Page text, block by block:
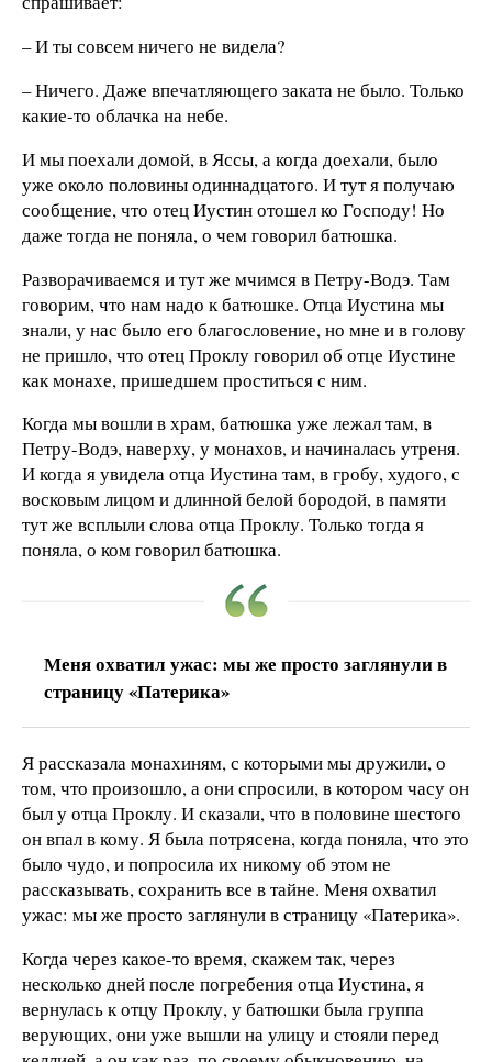
– И ты совсем ничего не видела?
– Ничего. Даже впечатляющего заката не было. Только
какие-то облачка на небе.
И мы поехали домой, в Яссы, а когда доехали, было
уже около половины одиннадцатого. И тут я получаю
сообщение, что отец Иустин отошел ко Господу! Но
даже тогда не поняла, о чем говорил батюшка.
Разворачиваемся и тут же мчимся в Петру-Водэ. Там
говорим, что нам надо к батюшке. Отца Иустина мы
знали, у нас было его благословение, но мне и в голову
не пришло, что отец Проклу говорил об отце Иустине
как монахе, пришедшем проститься с ним.
Когда мы вошли в храм, батюшка уже лежал там, в
Петру-Водэ, наверху, у монахов, и начиналась утреня.
И когда я увидела отца Иустина там, в гробу, худого, с
восковым лицом и длинной белой бородой, в памяти
тут же всплыли слова отца Проклу. Только тогда я
поняла, о ком говорил батюшка.
Меня охватил ужас: мы же просто заглянули в
страницу «Патерика»
Я рассказала монахиням, с которыми мы дружили, о
том, что произошло, а они спросили, в котором часу он
был у отца Проклу. И сказали, что в половине шестого
он впал в кому. Я была потрясена, когда поняла, что это
было чудо, и попросила их никому об этом не
рассказывать, сохранить все в тайне. Меня охватил
ужас: мы же просто заглянули в страницу «Патерика».
Когда через какое-то время, скажем так, через
несколько дней после погребения отца Иустина, я
вернулась к отцу Проклу, у батюшки была группа
верующих, они уже вышли на улицу и стояли перед